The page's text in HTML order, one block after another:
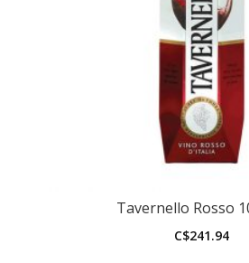
Tavernello Rosso
C$241.94